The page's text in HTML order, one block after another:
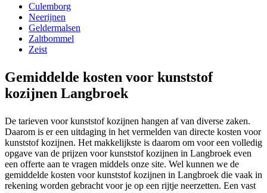
Culemborg
Neerijnen
Geldermalsen
Zaltbommel
Zeist
Gemiddelde kosten voor kunststof
kozijnen Langbroek
De tarieven voor kunststof kozijnen hangen af van diverse zaken.
Daarom is er een uitdaging in het vermelden van directe kosten voor
kunststof kozijnen. Het makkelijkste is daarom om voor een volledig
opgave van de prijzen voor kunststof kozijnen in Langbroek even
een offerte aan te vragen middels onze site. Wel kunnen we de
gemiddelde kosten voor kunststof kozijnen in Langbroek die vaak in
rekening worden gebracht voor je op een rijtje neerzetten. Een vast